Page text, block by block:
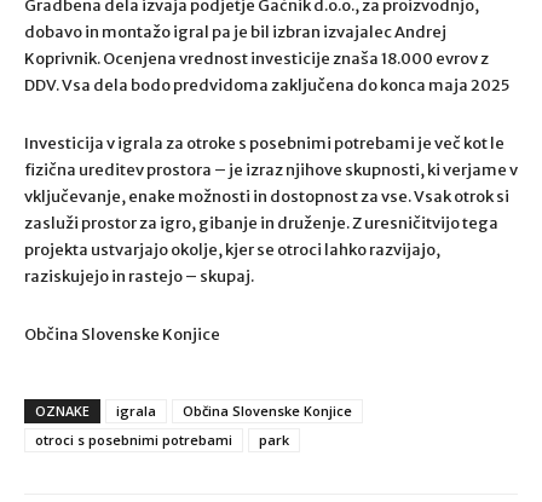
Gradbena dela izvaja podjetje Gačnik d.o.o., za proizvodnjo,
dobavo in montažo igral pa je bil izbran izvajalec Andrej
Koprivnik. Ocenjena vrednost investicije znaša 18.000 evrov z
DDV. Vsa dela bodo predvidoma zaključena do konca maja 2025
Investicija v igrala za otroke s posebnimi potrebami je več kot le
fizična ureditev prostora – je izraz njihove skupnosti, ki verjame v
vključevanje, enake možnosti in dostopnost za vse. Vsak otrok si
zasluži prostor za igro, gibanje in druženje. Z uresničitvijo tega
projekta ustvarjajo okolje, kjer se otroci lahko razvijajo,
raziskujejo in rastejo – skupaj.
Občina Slovenske Konjice
OZNAKE igrala
Občina Slovenske Konjice
otroci s posebnimi potrebami
park